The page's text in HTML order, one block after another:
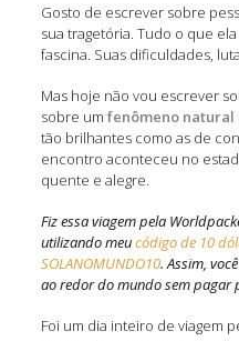
Gosto de escrever sobre
sua tragetória. Tudo o que
fascina. Suas dificuldades,
Mas hoje não vou escrever
sobre um fenômeno natural
tão brilhantes como as de
encontro aconteceu no
quente e alegre.
Fiz essa viagem pela
utilizando meucódigo de 10
SOLANOMUNDO10. Assim,
ao redor do mundo sem pagar
Foi um dia inteiro de viagem